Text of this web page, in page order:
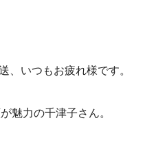
、いつもお疲れ様です。
魅力の千津子さん。